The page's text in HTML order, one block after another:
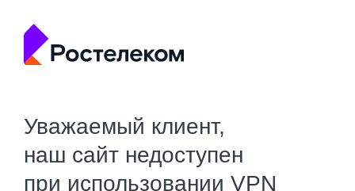
Уважаемый клиент,
наш сайт недоступен
при использовании VPN